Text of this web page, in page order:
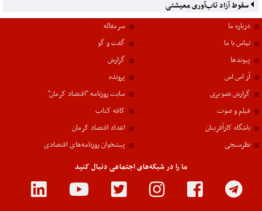
سقوط آزاد تاب‌آوری معیشتی
درباره ما
تماس با ما
پیوندها
آر اس اس
سرمقاله
گفت و گو
گزارش
پرونده
گزارش تصویری
فیلم و صوت
باشگاه کارآفرینان
نظرسنجی
سایت روزنامه "اقتصاد کرمان"
کافه کتاب
اعداد اقتصاد کرمان
پیشخوان روزنامه‌های اقتصادی
ما را در شبکه‌های اجتماعی دنبال کنید